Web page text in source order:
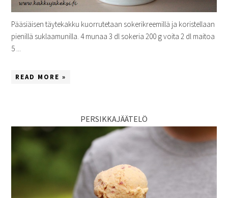
Pääsiäisen täytekakku kuorrutetaan sokerikreemillä ja koristellaan
pienillä suklaamunilla. 4 munaa 3 dl sokeria 200 g voita 2 dl maitoa
5 ...
READ MORE »
PERSIKKAJÄÄTELÖ